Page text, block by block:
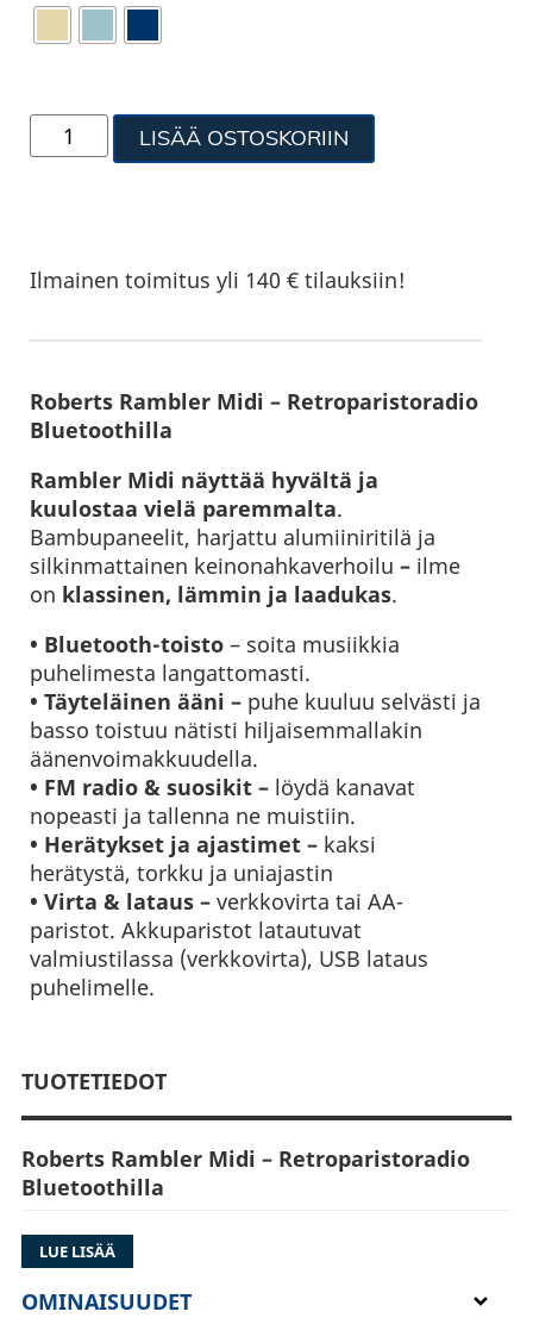
LISÄÄ OSTOSKORIIN
Ilmainen toimitus yli 140 € tilauksiin!
Roberts Rambler Midi – Retroparistoradio
Bluetoothilla
Rambler Midi näyttää hyvältä ja
kuulostaa vielä paremmalta.
Bambupaneelit, harjattu alumiiniritilä ja
silkinmattainen keinonahkaverhoilu – ilme
on klassinen, lämmin ja laadukas.
• Bluetooth-toisto– soita musiikkia
puhelimesta langattomasti.
• Täyteläinen ääni – puhe kuuluu selvästi ja
basso toistuu nätisti hiljaisemmallakin
äänenvoimakkuudella.
• FM radio & suosikit – löydä kanavat
nopeasti ja tallenna ne muistiin.
• Herätykset ja ajastimet – kaksi
herätystä, torkku ja uniajastin
• Virta & lataus –verkkovirta tai AA-
paristot. Akkuparistot latautuvat
valmiustilassa (verkkovirta), USB lataus
puhelimelle.
TUOTETIEDOT
Roberts Rambler Midi – Retroparistoradio
Bluetoothilla
Rambler Midi on radio, jonka haluat pitää
esillä.Bambupaneelit sivuilla, edessä harjattu
alumiiniritilä ja pinnassa pehmeä, silkin
LUE LISÄÄ
OMINAISUUDET